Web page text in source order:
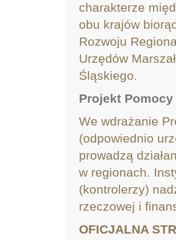
charakterze
obu krajów
Rozwoju
Urzędów
Śląskiego.
Projekt Pomocy
We wdrażanie
(odpowiednio
prowadzą
w regionach.
(kontrolerzy)
rzeczowej i
OFICJALNA